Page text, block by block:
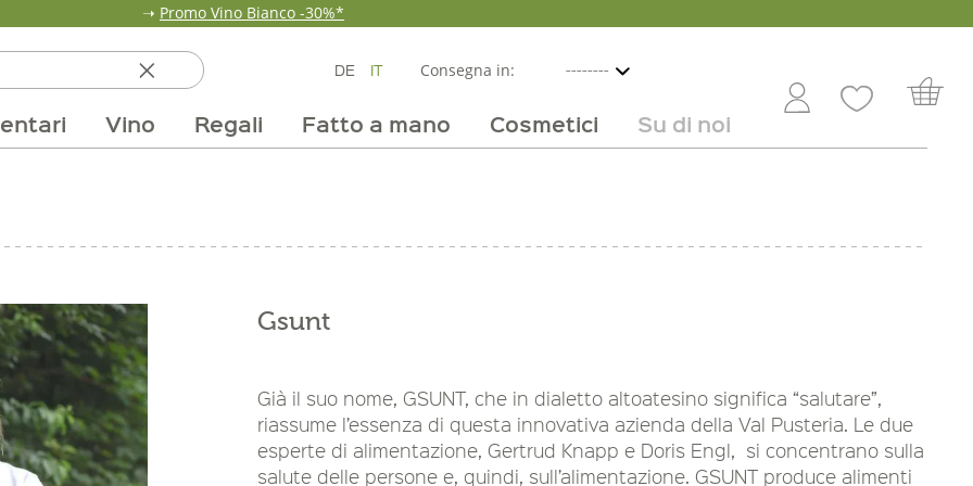
➝ Promo Vino Bianco -30%*
DE IT Consegna in:
Vino Regali Fatto a mano Cosmetici Su di noi
Gsunt
Già il suo nome, GSUNT, che in dialetto altoatesino significa “salutare”,
riassume l’essenza di questa innovativa azienda della Val Pusteria. Le due
esperte di alimentazione, Gertrud Knapp e Doris Engl, si concentrano sulla
salute delle persone e, quindi, sull’alimentazione. GSUNT produce alimenti